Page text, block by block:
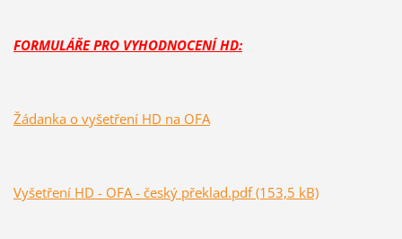
FORMULÁŘE PRO VYHODNOCENÍ HD:
Žádanka o vyšetření HD na OFA
Vyšetření HD - OFA - český překlad.pdf (153,5 kB)